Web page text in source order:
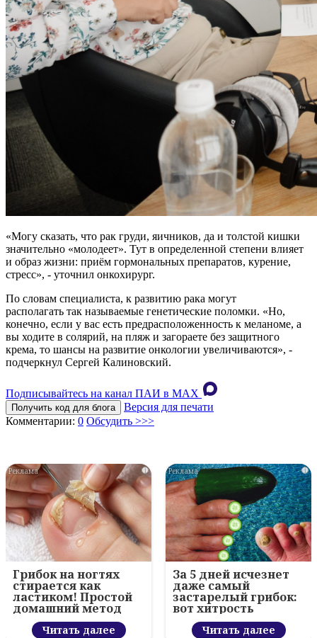
«Могу сказать, что рак груди, яичников, да и толстой кишки
значительно «молодеет». Тут в определенной степени влияет
и образ жизни: приём гормональных препаратов, курение,
стресс», - уточнил онкохирург.
По словам специалиста, к развитию рака могут
располагать так называемые генетические поломки. «Но,
конечно, если у вас есть предрасположенность к меланоме, а
вы ходите в солярий, на пляж и загораете без защитного
крема, то шансы на развитие онкологии увеличиваются», -
подчеркнул Сергей Калиновский.
Подписывайтесь на канал ПАИ в MAХ
Получить код для блога
Версия для печати
Комментарии: 0 Обсудить >>>
i
Грибок на ногтях
стирается как
ластиком! Простой
домашний метод
Читать далее
i
За 5 дней исчезнет
даже самый
застарелый грибок:
вот хитрость
Читать далее